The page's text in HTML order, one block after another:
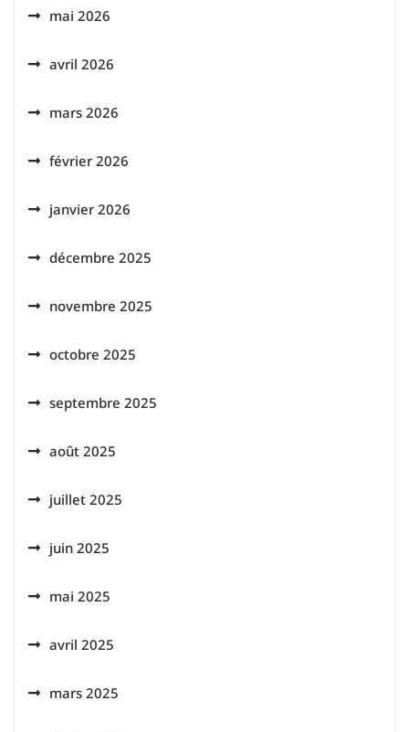
mai 2026
avril 2026
mars 2026
février 2026
janvier 2026
décembre 2025
novembre 2025
octobre 2025
septembre 2025
août 2025
juillet 2025
juin 2025
mai 2025
avril 2025
mars 2025